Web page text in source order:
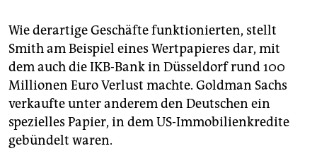
Wie derartige Geschäfte funktionierten, stellt
Smith am Beispiel eines Wertpapieres dar, mit
dem auch die IKB-Bank in Düsseldorf rund 100
Millionen Euro Verlust machte. Goldman Sachs
verkaufte unter anderem den Deutschen ein
spezielles Papier, in dem US-Immobilienkredite
gebündelt waren.